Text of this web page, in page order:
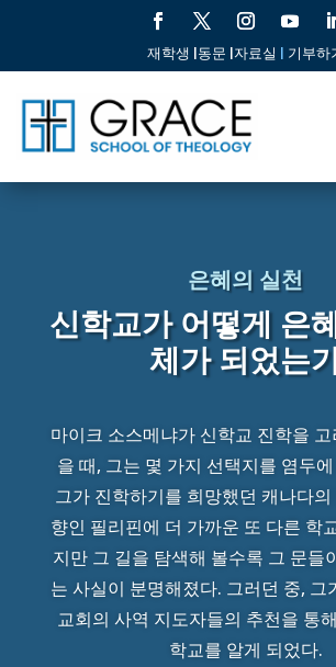
재학생 |동문 |자료실 | 기부하
은혜의 실천
신학교가 어떻게 은
체가 되었는
마이크 소스메냐가 신학교 진학을
을 때, 그는 몇 가지 선택지를 염두
그가 진학하기를 희망했던 캐나다
향인 필리핀에 더 가까운 또 다른 학
지만 그 길을 탐색해 볼수록 그 문들
는 사실이 분명해졌다. 그러던 중, 그
교회의 사역 지도자들의 추천을 통
학교를 알게 되었다.